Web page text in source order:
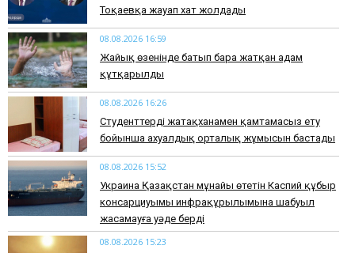
Тоқаевқа жауап хат жолдады
08.08.2026 16:59
Жайық өзенінде батып бара жатқан адам
құтқарылды
08.08.2026 16:26
Студенттерді жатақханамен қамтамасыз ету
бойынша ахуалдық орталық жұмысын бастады
08.08.2026 15:52
Украина Қазақстан мұнайы өтетін Каспий құбыр
консарциуымы инфрақұрылымына шабуыл
жасамауға уәде берді
08.08.2026 15:23